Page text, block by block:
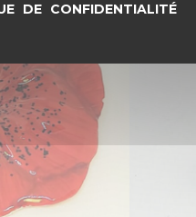
DE CONFIDENTIALITÉ